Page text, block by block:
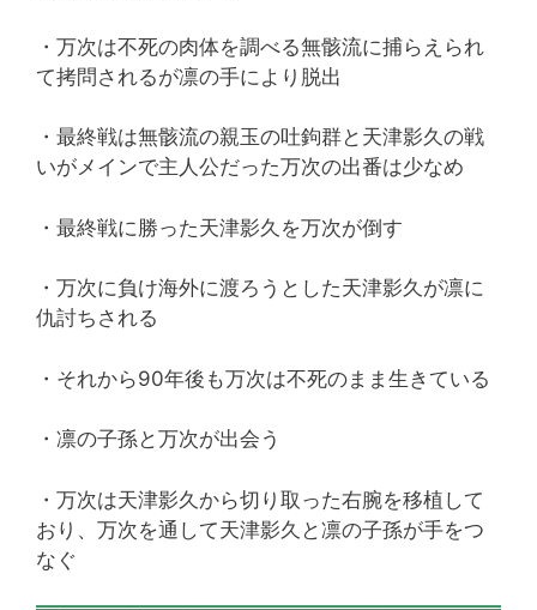
・万次は不死の肉体を調べる無骸流に捕らえられ
て拷問されるが凛の手により脱出
・最終戦は無骸流の親玉の吐鉤群と天津影久の戦
いがメインで主人公だった万次の出番は少なめ
・最終戦に勝った天津影久を万次が倒す
・万次に負け海外に渡ろうとした天津影久が凛に
仇討ちされる
・それから90年後も万次は不死のまま生きている
・凛の子孫と万次が出会う
・万次は天津影久から切り取った右腕を移植して
おり、万次を通して天津影久と凛の子孫が手をつ
なぐ